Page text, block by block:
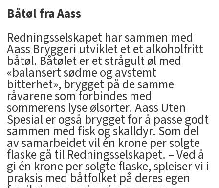
Båtøl fra Aass
Redningsselskapet har sammen med
Aass Bryggeri utviklet et et alkoholfritt
båtøl. Båtølet er et strågult øl med
«balansert sødme og avstemt
bitterhet», brygget på de samme
råvarene som forbindes med
sommerens lyse ølsorter. Aass Uten
Spesial er også brygget for å passe godt
sammen med fisk og skalldyr. Som del
av samarbeidet vil én krone per solgte
flaske gå til Redningsselskapet. – Ved å
gi én krone per solgte flaske, spleiser vi i
praksis med båtfolket på deres egen